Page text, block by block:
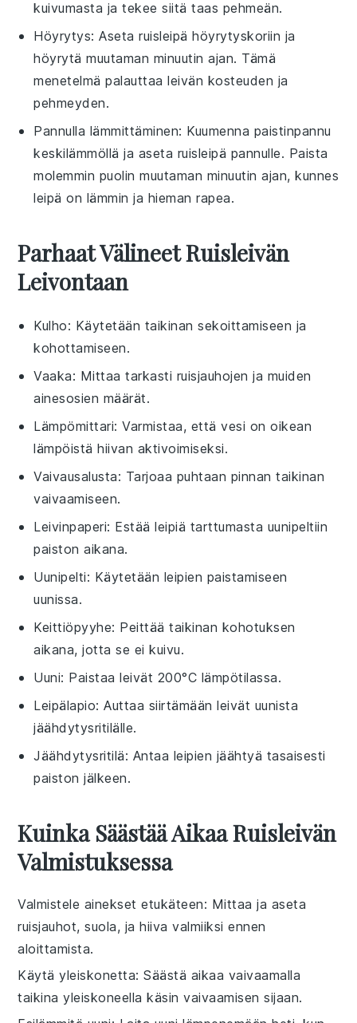
kuivumasta ja tekee siitä taas pehmeän.
Höyrytys: Asetaruisleipä höyrytyskoriin ja
höyrytä muutaman minuutin ajan. Tämä
menetelmä palauttaaleivän kosteuden ja
pehmeyden.
Pannulla lämmittäminen: Kuumenna paistinpannu
keskilämmöllä ja aseta ruisleipä pannulle. Paista
molemmin puolin muutaman minuutin ajan, kunnes
leipä on lämmin ja hieman rapea.
Parhaat Välineet Ruisleivän
Leivontaan
Kulho: Käytetään taikinan sekoittamiseen ja
kohottamiseen.
Vaaka: Mittaa tarkasti ruisjauhojen ja muiden
ainesosien määrät.
Lämpömittari: Varmistaa, että vesi on oikean
lämpöistä hiivan aktivoimiseksi.
Vaivausalusta: Tarjoaa puhtaan pinnan taikinan
vaivaamiseen.
Leivinpaperi: Estää leipiä tarttumasta uunipeltiin
paiston aikana.
Uunipelti: Käytetään leipien paistamiseen
uunissa.
Keittiöpyyhe: Peittää taikinan kohotuksen
aikana, jotta se ei kuivu.
Uuni: Paistaa leivät 200°C lämpötilassa.
Leipälapio: Auttaa siirtämään leivät uunista
jäähdytysritilälle.
Jäähdytysritilä: Antaa leipien jäähtyä tasaisesti
paiston jälkeen.
Kuinka Säästää Aikaa Ruisleivän
Valmistuksessa
Valmistele ainekset etukäteen: Mittaa ja aseta
ruisjauhot,suola, jahiiva valmiiksi ennen
aloittamista.
Käytä yleiskonetta: Säästä aikaa vaivaamalla
taikinayleiskoneella käsin vaivaamisen sijaan.